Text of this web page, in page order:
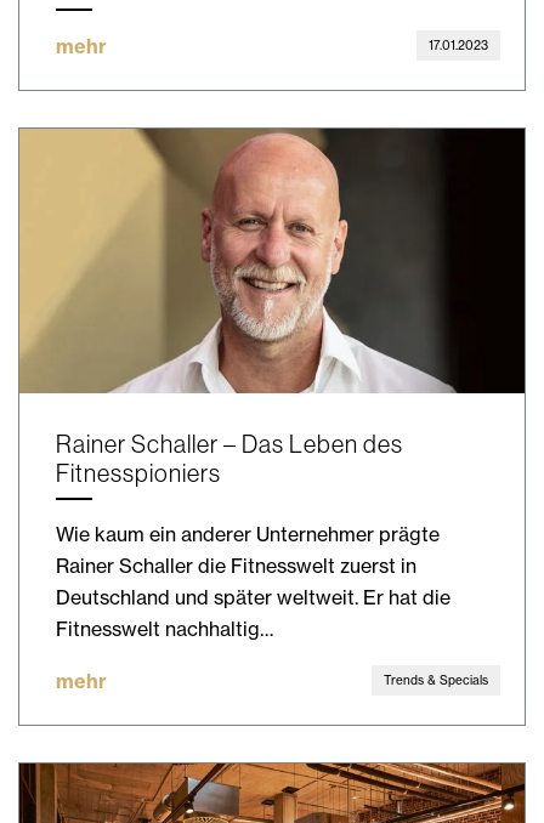
mehr 17.01.2023
Rainer Schaller – Das Leben des
Fitnesspioniers
Wie kaum ein anderer Unternehmer prägte
Rainer Schaller die Fitnesswelt zuerst in
Deutschland und später weltweit. Er hat die
Fitnesswelt nachhaltig…
mehr Trends & Specials